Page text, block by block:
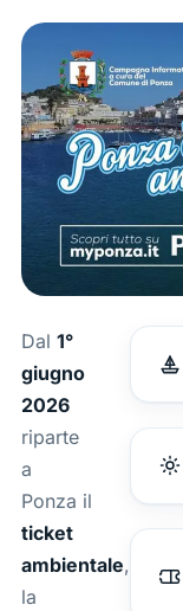
Dal 1°
giugno
2026
riparte
a
Ponza il
ticket
ambientale,
la